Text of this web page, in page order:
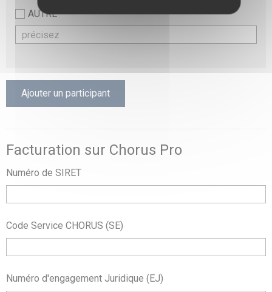
AUTRE
Ajouter un participant
Facturation sur Chorus Pro
Numéro de SIRET
Code Service CHORUS (SE)
Numéro d'engagement Juridique (EJ)